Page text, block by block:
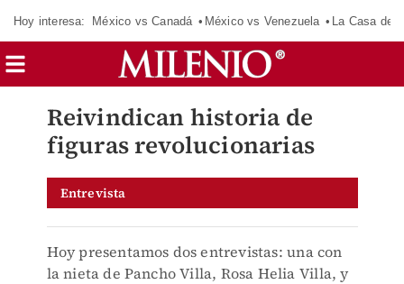
Hoy interesa: México vs Canadá México vs Venezuela La Casa de
Reivindican historia de
figuras revolucionarias
Entrevista
Hoy presentamos dos entrevistas: una con
la nieta de Pancho Villa, Rosa Helia Villa, y